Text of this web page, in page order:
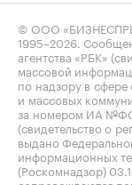
© ООО
1995–2026 .
агентства «РБК»
массовой
по надзору в
и массовых
за номером ИА
(свидетельство о
выдано
информационных
(Роскомнадзор)